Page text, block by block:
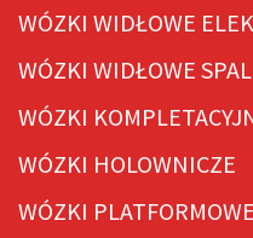
WÓZKI WIDŁOWE
WÓZKI WIDŁOWE
WÓZKI
WÓZKI HOLOWNICZE
WÓZKI PLATFORMOWE